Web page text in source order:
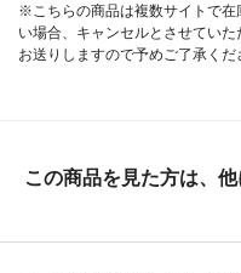
※こちらの商品は複数サイトで在
い場合、キャンセルとさせてい
お送りしますので予めご了承くだ
この商品を見た方は、